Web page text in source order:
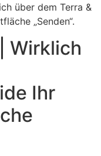
über dem Terra &
„Senden“.
Wirklich
Ihr